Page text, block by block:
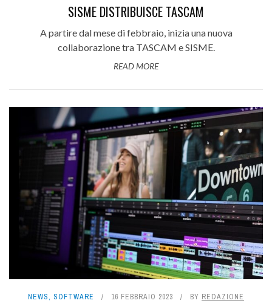
SISME DISTRIBUISCE TASCAM
A partire dal mese di febbraio, inizia una nuova
collaborazione tra TASCAM e SISME.
READ MORE
NEWS, SOFTWARE 16 FEBBRAIO 2023 BY REDAZIONE